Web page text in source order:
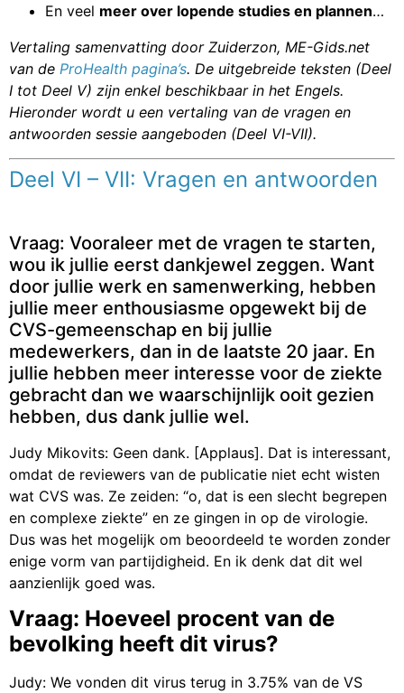
En veel meer over lopende studies en plannen…
Vertaling samenvatting door Zuiderzon, ME-Gids.net
van de ProHealth pagina’s. De uitgebreide teksten (Deel
I tot Deel V) zijn enkel beschikbaar in het Engels.
Hieronder wordt u een vertaling van de vragen en
antwoorden sessie aangeboden (Deel VI-VII).
Deel VI – VII: Vragen en antwoorden
Vraag: Vooraleer met de vragen te starten,
wou ik jullie eerst dankjewel zeggen. Want
door jullie werk en samenwerking, hebben
jullie meer enthousiasme opgewekt bij de
CVS-gemeenschap en bij jullie
medewerkers, dan in de laatste 20 jaar. En
jullie hebben meer interesse voor de ziekte
gebracht dan we waarschijnlijk ooit gezien
hebben, dus dank jullie wel.
Judy Mikovits: Geen dank. [Applaus]. Dat is interessant,
omdat de reviewers van de publicatie niet echt wisten
wat CVS was. Ze zeiden: “o, dat is een slecht begrepen
en complexe ziekte” en ze gingen in op de virologie.
Dus was het mogelijk om beoordeeld te worden zonder
enige vorm van partijdigheid. En ik denk dat dit wel
aanzienlijk goed was.
Vraag: Hoeveel procent van de
bevolking heeft dit virus?
Judy: We vonden dit virus terug in 3.75% van de VS